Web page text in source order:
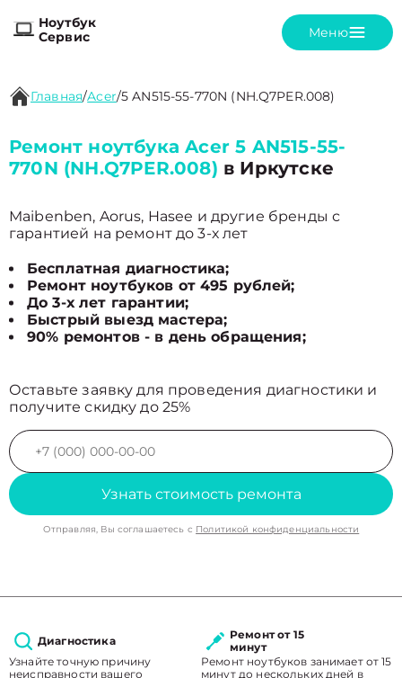
Ноутбук
Сервис
Меню
Главная/Acer/5 AN515-55-770N (NH.Q7PER.008)
Ремонт ноутбука Acer 5 AN515-55-
770N (NH.Q7PER.008) в Иркутске
Maibenben, Aorus, Hasee и другие бренды с
гарантией на ремонт до 3-х лет
Бесплатная диагностика;
Ремонт ноутбуков от 495 рублей;
До 3-х лет гарантии;
Быстрый выезд мастера;
90% ремонтов - в день обращения;
Оставьте заявку для проведения диагностики и
получите скидку до 25%
Узнать стоимость ремонта
Отправляя, Вы соглашаетесь с Политикой конфиденциальности
Диагностика
Узнайте точную причину
неисправности вашего
Ремонт от 15
минут
Ремонт ноутбуков занимает от 15
минут до нескольких дней в